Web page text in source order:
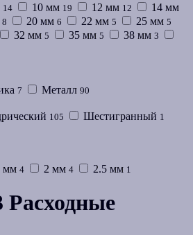
14 10 мм 19 12 мм 12 14 мм
8 20 мм 6 22 мм 5 25 мм 5
32 мм 5 35 мм 5 38 мм 3
7 Металл 90
105 Шестигранный 1
мм 4 2 мм 4 2.5 мм 1
Расходные